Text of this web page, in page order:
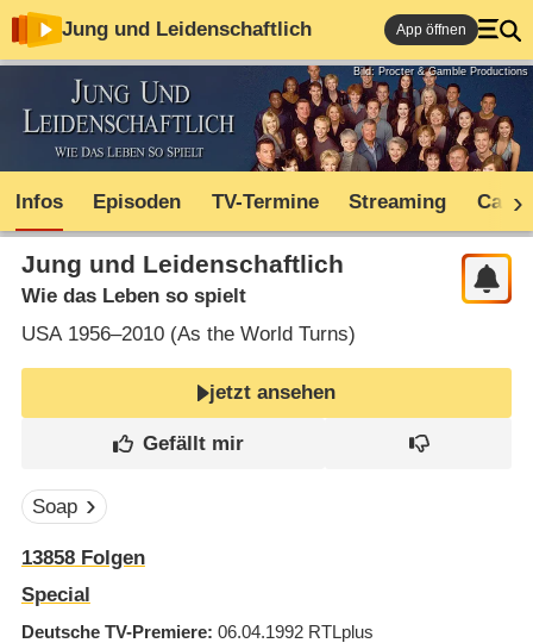
Jung und Leidenschaftlich App öffnen
Bild: Procter & Gamble Productions
Infos Episoden TV-Termine Streaming Cast
Jung und Leidenschaftlich
Wie das Leben so spielt
USA1956–2010 (As the World Turns)
jetzt ansehen
Soap
13858Folgen
Special
Deutsche TV-Premiere 06.04.1992 RTLplus